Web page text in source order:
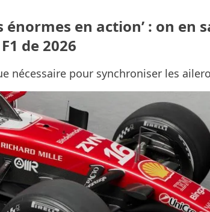
énormes en action’ : on en
de 2026
nécessaire pour synchroniser les